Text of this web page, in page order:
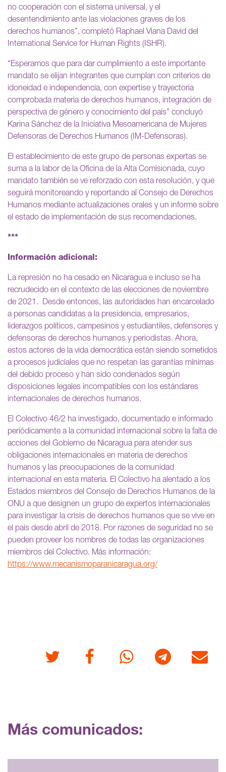
no cooperación con el sistema universal, y el
desentendimiento ante las violaciones graves de los
derechos humanos”, completó Raphael Viana David del
International Service for Human Rights (ISHR).
“Esperamos que para dar cumplimiento a este importante
mandato se elijan integrantes que cumplan con criterios de
idoneidad e independencia, con expertise y trayectoria
comprobada materia de derechos humanos, integración de
perspectiva de género y conocimiento del país” concluyó
Karina Sánchez de la Iniciativa Mesoamericana de Mujeres
Defensoras de Derechos Humanos (IM-Defensoras).
El establecimiento de este grupo de personas expertas se
suma a la labor de la Oficina de la Alta Comisionada, cuyo
mandato también se ve reforzado con esta resolución, y que
seguirá monitoreando y reportando al Consejo de Derechos
Humanos mediante actualizaciones orales y un informe sobre
el estado de implementación de sus recomendaciones.
***
Información adicional:
La represión no ha cesado en Nicaragua e incluso se ha
recrudecido en el contexto de las elecciones de noviembre
de 2021. Desde entonces, las autoridades han encarcelado
a personas candidatas a la presidencia, empresarios,
liderazgos políticos, campesinos y estudiantiles, defensores y
defensoras de derechos humanos y periodistas. Ahora,
estos actores de la vida democrática están siendo sometidos
a procesos judiciales que no respetan las garantías mínimas
del debido proceso y han sido condenados según
disposiciones legales incompatibles con los estándares
internacionales de derechos humanos.
El Colectivo 46/2 ha investigado, documentado e informado
periódicamente a la comunidad internacional sobre la falta de
acciones del Gobierno de Nicaragua para atender sus
obligaciones internacionales en materia de derechos
humanos y las preocupaciones de la comunidad
internacional en esta materia. El Colectivo ha alentado a los
Estados miembros del Consejo de Derechos Humanos de la
ONU a que designen un grupo de expertos internacionales
para investigar la crisis de derechos humanos que se vive en
el país desde abril de 2018. Por razones de seguridad no se
pueden proveer los nombres de todas las organizaciones
miembros del Colectivo. Más información:
https://www.mecanismoparanicaragua.org/
Twitter FacebookWhatsappTelegram Correo
Más comunicados: